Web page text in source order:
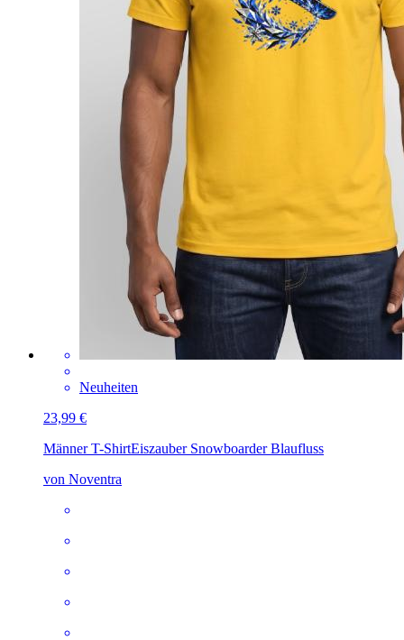
Neuheiten
23,99 €
Männer T-ShirtEiszauber Snowboarder Blaufluss
von Noventra